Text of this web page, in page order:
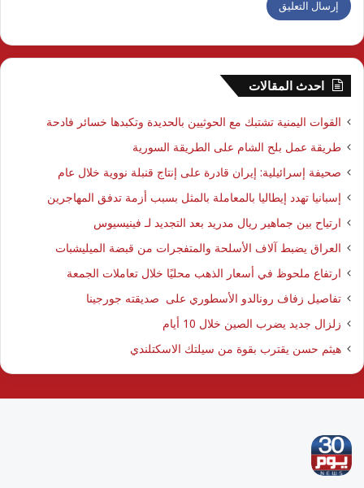
احدث المقالات
القوات اليمنية تشتبك مع الحوثيين بالحديدة وتكبدها خسائر فادحة
طريقة عمل بلح الشام على الطريقة السورية
صحيفة إسرائيلية: إيران قادرة على إنتاج قنبلة نووية خلال عام
إسبانيا تهدد إيطاليا بالمعاملة بالمثل بسبب أزمة تدفق المهاجرين
ارتياح بين جماهير ريال مدريد بعد التجديد لـ فينيسيوس
العراق يضبط آلاف الأسلحة والمتفجرات من قبضة الميليشبات
ارتفاع ملحوظ في أسعار الذهب محليًا خلال تعاملات الجمعة
تفاصيل زفاف رونالدو الأسطوري على صديقته جورجينا
زلزال جديد يضرب الصين خلال 10 أيام
هيثم حسن يقترب بقوة من سيلتك الاسكتلندي